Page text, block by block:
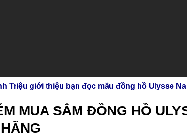
Triệu giới thiệu bạn đọc mẫu đồng hồ Ulysse
MUA SẮM ĐỒNG HỒ